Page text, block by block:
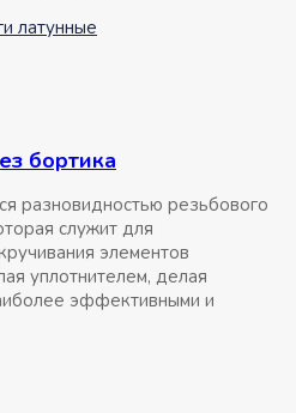
латунные
бортика
разновидностью резьбового
служит для
элементов
уплотнителем, делая
эффективными и